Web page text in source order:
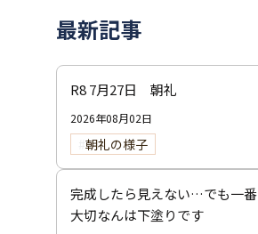
最新記事
R8 7月27日 朝礼
2026年08月02日
朝礼の様子
完成したら見えない…でも一番
大切なんは下塗りです